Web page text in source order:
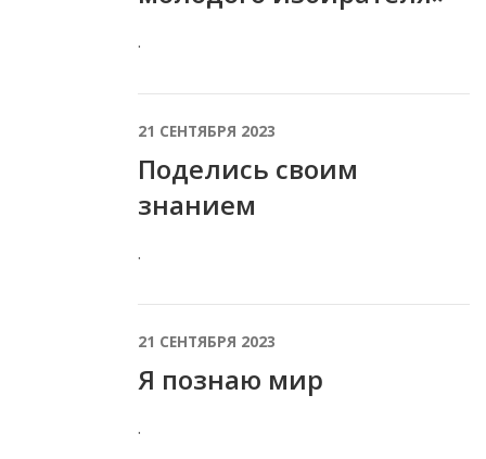
.
21 СЕНТЯБРЯ 2023
Поделись своим
знанием
.
21 СЕНТЯБРЯ 2023
Я познаю мир
.